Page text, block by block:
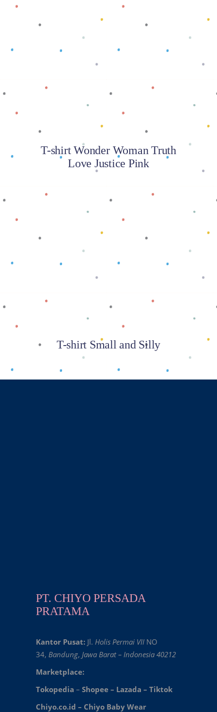
T-shirt Wonder Woman Truth
Love Justice Pink
Baca selengkapnya
T-shirt Small and Silly
PT. CHIYO PERSADA
PRATAMA
Kantor Pusat: Jl. Holis Permai VII NO
34, Bandung, Jawa Barat – Indonesia 40212
Marketplace:
Tokopedia – Shopee – Lazada – Tiktok
Chiyo.co.id – Chiyo Baby Wear